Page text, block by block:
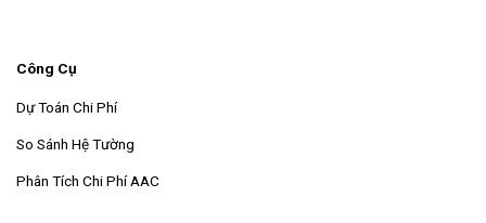
Công Cụ
Dự Toán Chi Phí
So Sánh Hệ Tường
Phân Tích Chi Phí AAC